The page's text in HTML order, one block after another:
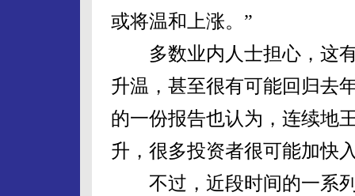
或将温和上涨。”
多数业内人士担心，这有
升温，甚至很有可能回归去
的一份报告也认为，连续地
升，很多投资者很可能加
不过，近段时间的一系列